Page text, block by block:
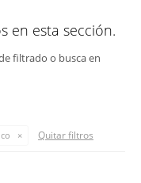
en esta sección.
filtrado o busca en
Quitar filtros